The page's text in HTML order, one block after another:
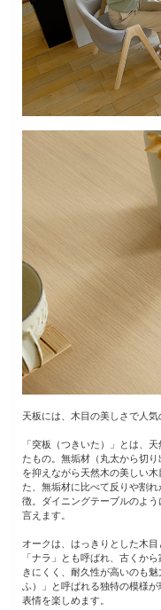
天板には、木目の美しさで人
「突板（つきいた）」とは、
たもの。無垢材（丸太から切
を抑えながら天然木の美しい
た、無垢材に比べて反りや割
徴。ダイニングテーブルのよ
言えます。
オークは、はっきりとした木
「ナラ」とも呼ばれ、古くか
きにくく、耐久性が高いのも
ふ）」と呼ばれる独特の模様
表情を楽しめます。